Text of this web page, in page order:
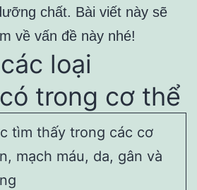
chất. Bài viết này sẽ
về vấn đề này nhé!
loại
trong cơ thể
tìm thấy trong các cơ
mạch máu, da, gân và